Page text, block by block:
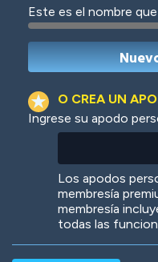
Woof
Este es el nombre
O CREA UN
Ingrese su apodo
Los apodos
membresía
membresía
todas las